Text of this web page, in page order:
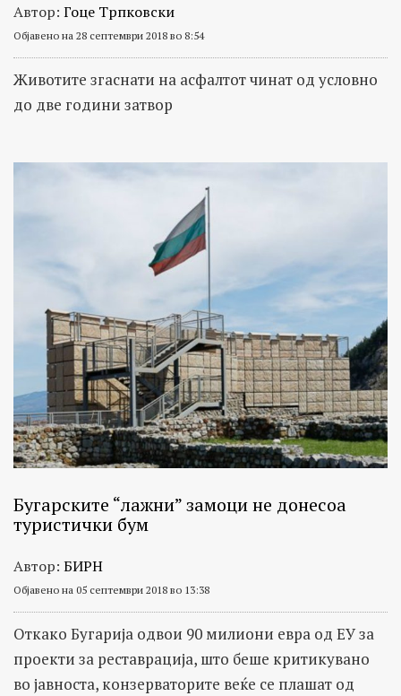
Автор: Гоце Трпковски
Објавено на 28 септември 2018 во 8:54
Животите згаснати на асфалтот чинат од условно
до две години затвор
Бугарските “лажни” замоци не донесоа
туристички бум
Автор: БИРН
Објавено на 05 септември 2018 во 13:38
Откако Бугарија одвои 90 милиони евра од ЕУ за
проекти за реставрација, што беше критикувано
во јавноста, конзерваторите веќе се плашат од